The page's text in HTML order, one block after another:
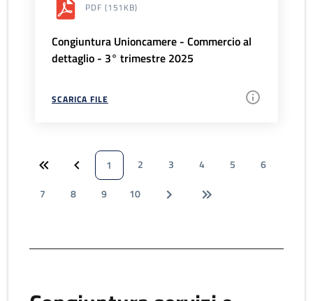
PDF (151KB)
Congiuntura Unioncamere - Commercio al
dettaglio - 3° trimestre 2025
SCARICA FILE
1 2 3 4 5
6
7
8 9 10